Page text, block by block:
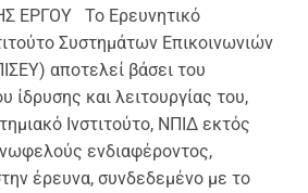
ΕΡΓΟΥ Το Ερευνητικό
Συστημάτων Επικοινωνιών
αποτελεί βάσει του
ίδρυσης και λειτουργίας του,
Ινστιτούτο, ΝΠΙΔ εκτός
ενδιαφέροντος,
έρευνα, συνδεδεμένο με το